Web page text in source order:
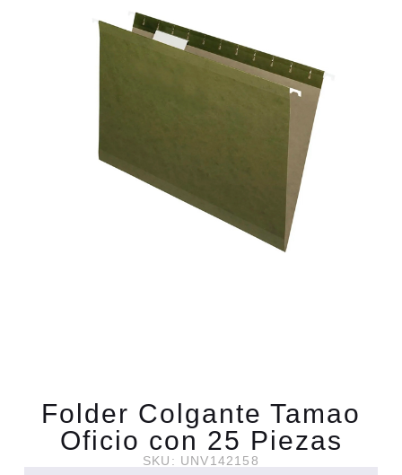
Folder Colgante Tamao
Oficio con 25 Piezas
SKU: UNV142158